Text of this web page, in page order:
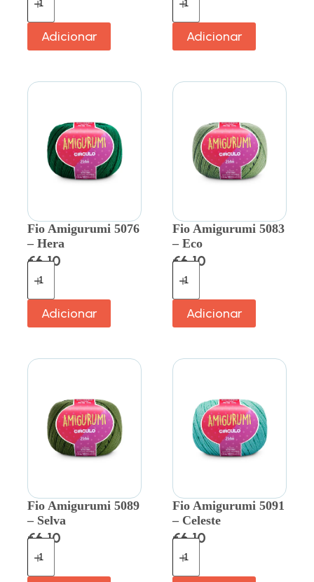
Adicionar Adicionar
Fio Amigurumi 5076
– Hera
€6.10
Adicionar
Fio Amigurumi 5083
– Eco
€6.10
Adicionar
Fio Amigurumi 5089
– Selva
€6.10
Fio Amigurumi 5091
– Celeste
€6.10